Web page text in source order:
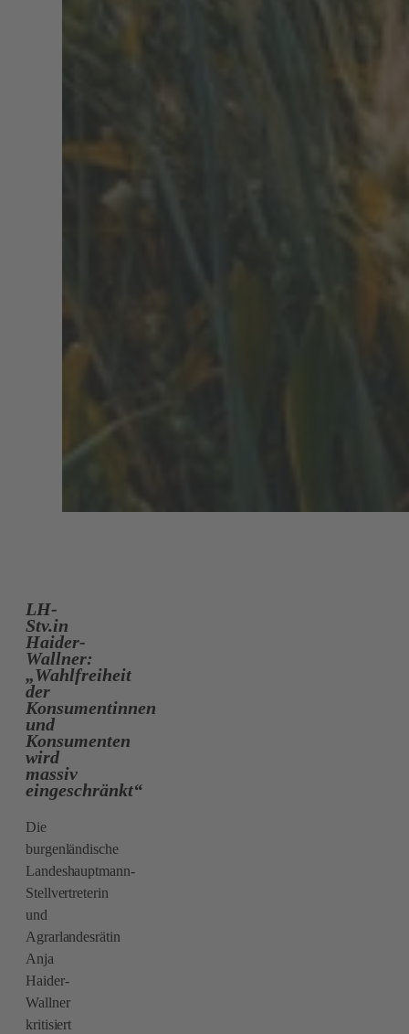
LH-
Stv.in
Haider-
Wallner:
„Wahlfreiheit
der
Konsumentinnen
und
Konsumenten
wird
massiv
eingeschränkt“
Die
burgenländische
Landeshauptmann-
Stellvertreterin
und
Agrarlandesrätin
Anja
Haider-
Wallner
kritisiert